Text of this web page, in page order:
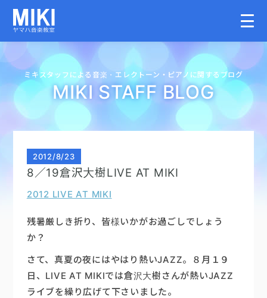
HOME
大人のコース
講師募集情報
イベント情報
楽器販売
ミキスタッフによる音楽・エレクトーン・ ピアノに関するブログ
MIKI STAFF BLOG
2012/8/23
8／19倉沢大樹LIVE AT MIKI
2012 LIVE AT MIKI
残暑厳しき折り、皆様いかがお過ごしでしょう
か？
さて、真夏の夜にはやはり熱いJAZZ。８月１９
日、LIVE AT MIKIでは倉沢大樹さんが熱いJAZZ
ライブを繰り広げて下さいました。